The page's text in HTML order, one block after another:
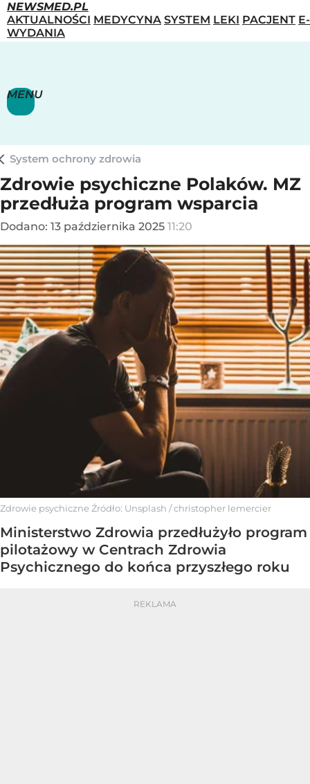
NEWSMED.PL
AKTUALNOŚCI MEDYCYNA SYSTEM LEKI PACJENT E-
WYDANIA
MENU
System ochrony zdrowia
Zdrowie psychiczne Polaków. MZ
przedłuża program wsparcia
Dodano: 13 października 2025 11:20
Zdrowie psychiczne Źródło: Unsplash /christopher lemercier
Ministerstwo Zdrowia przedłużyło program
pilotażowy w Centrach Zdrowia
Psychicznego do końca przyszłego roku